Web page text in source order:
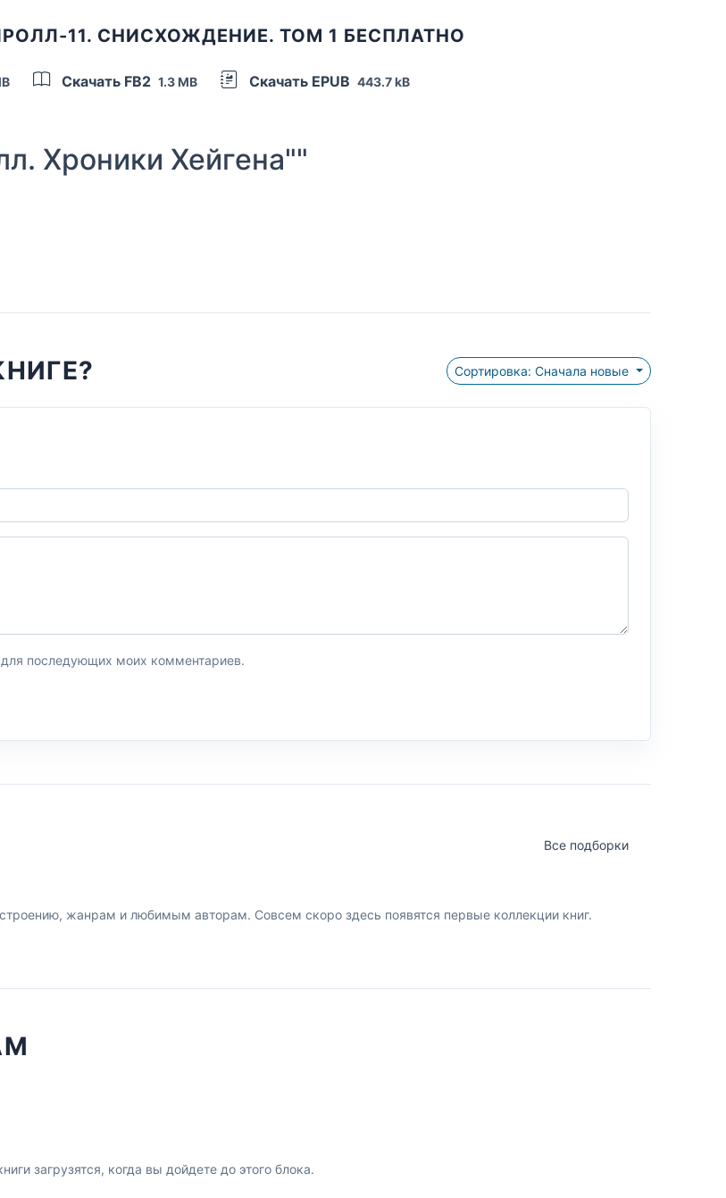
11. СНИСХОЖДЕНИЕ. ТОМ 1 БЕСПЛАТНО
Скачать FB2 1.3 MB Скачать EPUB 443.7 kB
Хроники Хейгена""
Сортировка: Сначала новые
последующих моих комментариев.
Все подборки
жанрам и любимым авторам. Совсем скоро здесь появятся первые коллекции книг.
загрузятся, когда вы дойдете до этого блока.